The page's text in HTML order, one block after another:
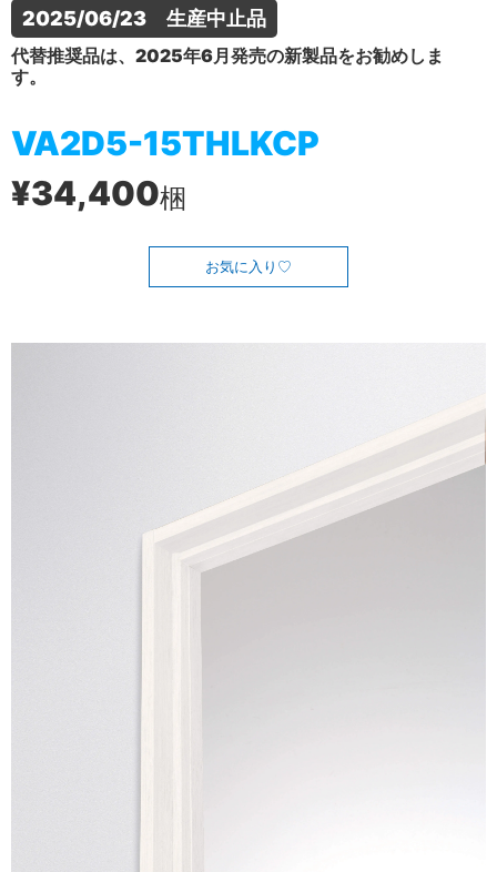
2025/06/23　生産中止品
代替推奨品は、2025年6月発売の新製品をお勧めしま
す。
VA2D5-15THLKCP
¥34,400梱
お気に入り